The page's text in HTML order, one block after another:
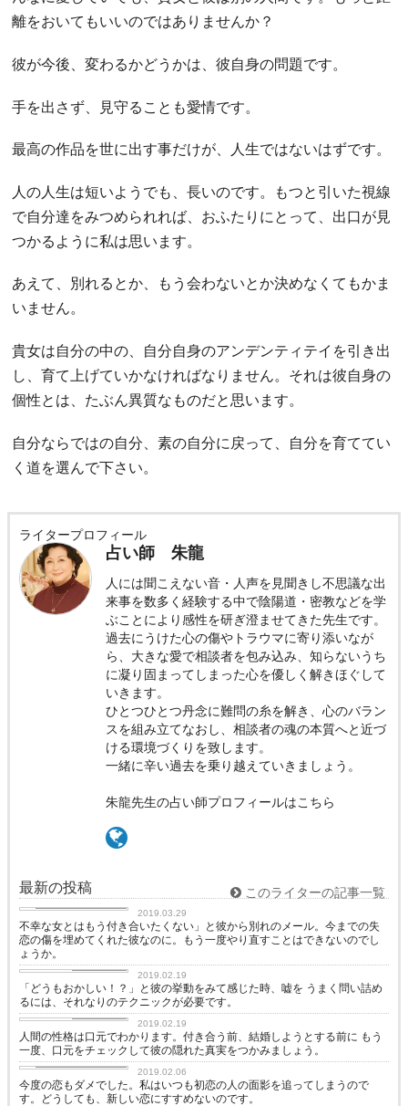
離をおいてもいいのではありませんか？
彼が今後、変わるかどうかは、彼自身の問題です。
手を出さず、見守ることも愛情です。
最高の作品を世に出す事だけが、人生ではないはずです。
人の人生は短いようでも、長いのです。もつと引いた視線
で自分達をみつめられれば、おふたりにとって、出口が見
つかるように私は思います。
あえて、別れるとか、もう会わないとか決めなくてもかま
いません。
貴女は自分の中の、自分自身のアンデンティテイを引き出
し、育て上げていかなければなりません。それは彼自身の
個性とは、たぶん異質なものだと思います。
自分ならではの自分、素の自分に戻って、自分を育ててい
く道を選んで下さい。
ライタープロフィール
占い師 朱龍
人には聞こえない音・人声を見聞きし不思議な出
来事を数多く経験する中で陰陽道・密教などを学
ぶことにより感性を研ぎ澄ませてきた先生です。
過去にうけた心の傷やトラウマに寄り添いなが
ら、大きな愛で相談者を包み込み、知らないうち
に凝り固まってしまった心を優しく解きほぐして
いきます。
ひとつひとつ丹念に難問の糸を解き、心のバラン
スを組み立てなおし、相談者の魂の本質へと近づ
ける環境づくりを致します。
一緒に辛い過去を乗り越えていきましょう。
朱龍先生の占い師プロフィールはこちら
最新の投稿 このライターの記事一覧
2019.03.29
不幸な女とはもう付き合いたくない」と彼から別れのメール。今までの失
恋の傷を埋めてくれた彼なのに。もう一度やり直すことはできないのでし
ょうか。
恋に効く♡
2019.02.19
「どうもおかしい！？」と彼の挙動をみて感じた時、嘘を うまく問い詰め
るには、それなりのテクニックが必要です。
恋に効く♡
2019.02.19
人間の性格は口元でわかります。付き合う前、結婚しようとする前に もう
一度、口元をチェックして彼の隠れた真実をつかみましょう。
恋愛カウンセリング
2019.02.06
今度の恋もダメでした。私はいつも初恋の人の面影を追ってしまうので
す。どうしても、新しい恋にすすめないのです。